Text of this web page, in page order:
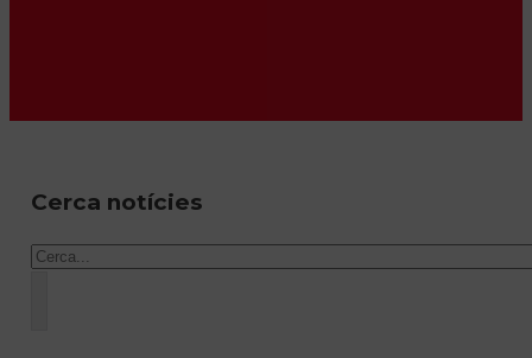
Cerca notícies
Cercar